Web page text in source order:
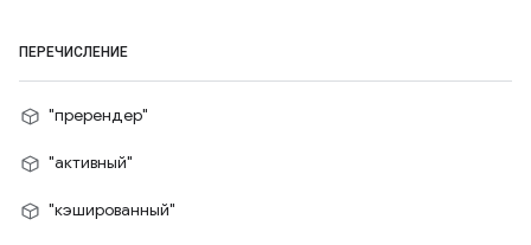
ПЕРЕЧИСЛЕНИЕ
"пререндер"
"активный"
"кэшированный"